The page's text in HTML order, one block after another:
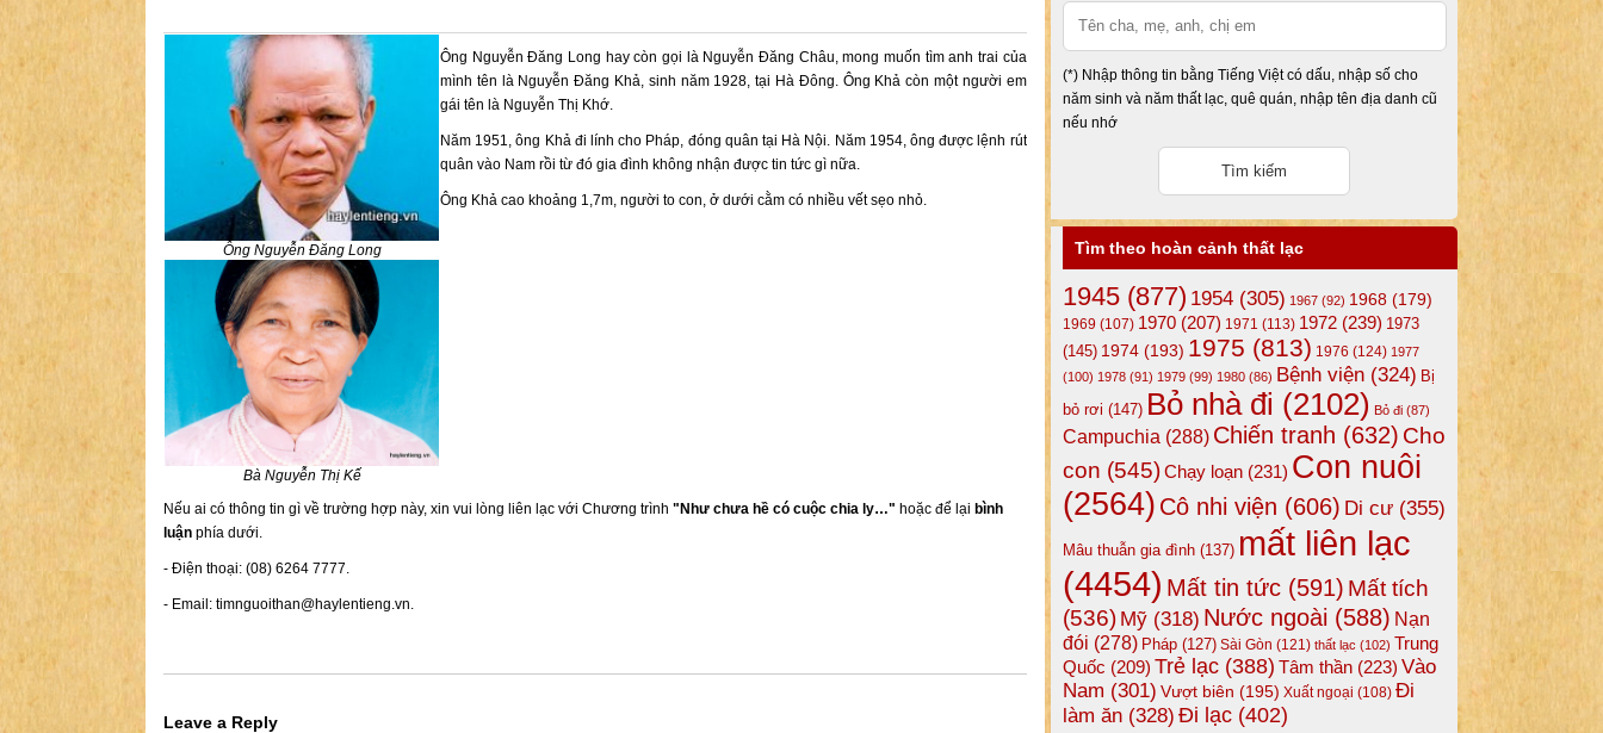
Ông Nguyễn Đăng Long
Bà Nguyễn Thị Kế
Ông Nguyễn Đăng Long hay còn gọi là Nguyễn Đăng Châu, mong muốn tìm anh trai của
mình tên là Nguyễn Đăng Khả, sinh năm 1928, tại Hà Đông. Ông Khả còn một người em
gái tên là Nguyễn Thị Khớ.
Năm 1951, ông Khả đi lính cho Pháp, đóng quân tại Hà Nội. Năm 1954, ông được lệnh rút
quân vào Nam rồi từ đó gia đình không nhận được tin tức gì nữa.
Ông Khả cao khoảng 1,7m, người to con, ở dưới cằm có nhiều vết sẹo nhỏ.
Nếu ai có thông tin gì về trường hợp này, xin vui lòng liên lạc với Chương trình "Như chưa hề có cuộc chia ly…" hoặc để lại bình
luận phía dưới.
- Điện thoại: (08) 6264 7777.
- Email: timnguoithan@haylentieng.vn.
Leave a Reply
(*) Nhập thông tin bằng Tiếng Việt có dấu, nhập số cho
năm sinh và năm thất lạc, quê quán, nhập tên địa danh cũ
nếu nhớ
Tìm theo hoàn cảnh thất lạc
1945 (877) 1954 (305) 1967 (92) 1968 (179)
1969 (107) 1970 (207) 1971 (113) 1972 (239) 1973
(145) 1974 (193) 1975 (813) 1976 (124) 1977
(100) 1978 (91) 1979 (99) 1980 (86) Bệnh viện (324) Bị
bỏ rơi (147) Bỏ nhà đi (2102) Bỏ đi (87)
Campuchia (288) Chiến tranh (632) Cho
con (545)Chạy loạn (231) Con nuôi
(2564) Cô nhi viện (606) Di cư (355)
Mâu thuẫn gia đình (137) mất liên lạc
(4454) Mất tin tức (591) Mất tích
(536) Mỹ (318) Nước ngoài (588) Nạn
đói (278) Pháp (127) Sài Gòn (121) thất lạc (102) Trung
Quốc (209) Trẻ lạc (388) Tâm thần (223) Vào
Nam (301) Vượt biên (195) Xuất ngoại (108) Đi
làm ăn (328) Đi lạc (402)